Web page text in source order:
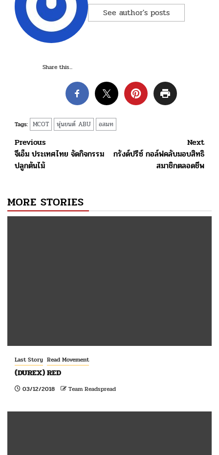
See author's posts
Share this...
Tags: MCOT หุ่นยนต์ ABU อสมท
Post
navigation
Previous
จีเอ็ม ประเทศไทย จัดกิจกรรม
ปลูกต้นไม้
Next
กรังด์ปรีซ์ กอล์ฟคลับมอบสิทธิ
สมาชิกตลอดชีพ
MORE STORIES
Last Story Read Movement
(DUREX) RED
03/12/2018 Team Readspread